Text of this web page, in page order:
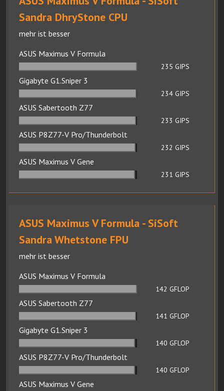
Sandra DhryStone CPU
mehr ist besser
ASUS Maximus V Formula
235 GIPS
Gigabyte G1.Sniper 3
234 GIPS
ASUS Sabertooth Z77
233 GIPS
ASUS P8Z77-V Pro/Thunderbolt
232 GIPS
ASUS Maximus V Gene
231 GIPS
ASUS Maximus V Formula - SiSoft
Sandra Whetstone FPU
mehr ist besser
ASUS Maximus V Formula
142 GFLOP
ASUS Sabertooth Z77
141 GFLOP
Gigabyte G1.Sniper 3
140 GFLOP
ASUS P8Z77-V Pro/Thunderbolt
140 GFLOP
ASUS Maximus V Gene